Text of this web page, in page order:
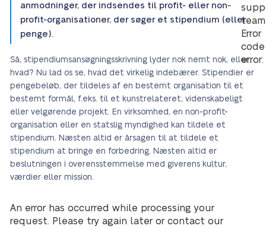
Error
code
error:
anmodninger, der indsendes til profit- eller non-
profit-organisationer, der søger et stipendium (eller
penge).
Så, stipendiumsansøgningsskrivning lyder nok nemt nok, eller
hvad? Nu lad os se, hvad det virkelig indebærer. Stipendier er
pengebeløb, der tildeles af en bestemt organisation til et
bestemt formål, f.eks. til et kunstrelateret, videnskabeligt
eller velgørende projekt. En virksomhed, en non-profit-
organisation eller en statslig myndighed kan tildele et
stipendium. Næsten altid er årsagen til at tildele et
stipendium at bringe en forbedring. Næsten altid er
beslutningen i overensstemmelse med giverens kultur,
værdier eller mission.
An error has occurred while processing your
request. Please try again later or contact our